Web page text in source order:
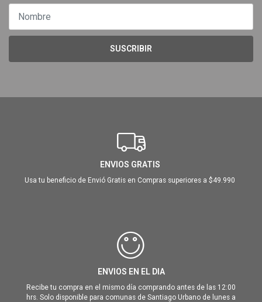
SUSCRIBIR
ENVIOS GRATIS
Usa tu beneficio de Envió Gratis en Compras superiores a $49.990
ENVIOS EN EL DIA
Recibe tu compra en el mismo día comprando antes de las 12:00
hrs. Solo disponible para comunas de Santiago Urbano de lunes a